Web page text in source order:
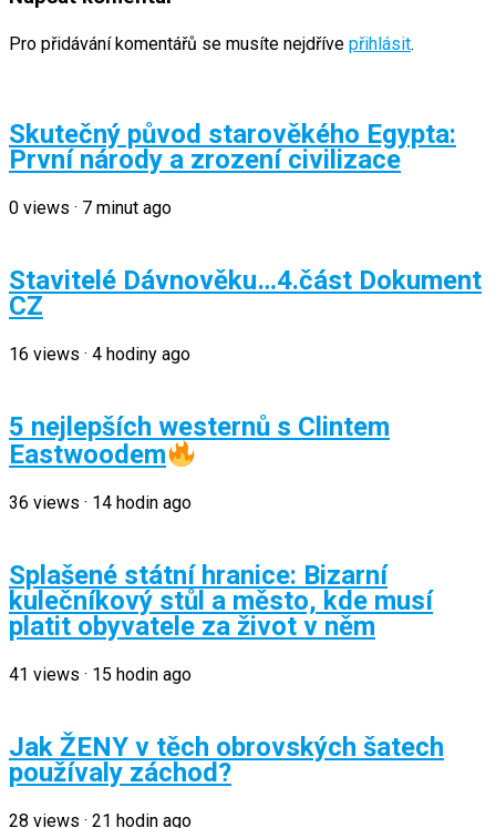
Pro přidávání komentářů se musíte nejdříve přihlásit.
Skutečný původ starověkého Egypta:
První národy a zrození civilizace
0 views · 7 minut ago
Stavitelé Dávnověku…4.část Dokument
CZ
16 views · 4 hodiny ago
5 nejlepších westernů s Clintem
Eastwoodem
36 views · 14 hodin ago
Splašené státní hranice: Bizarní
kulečníkový stůl a město, kde musí
platit obyvatele za život v něm
41 views · 15 hodin ago
Jak ŽENY v těch obrovských šatech
používaly záchod?
28 views · 21 hodin ago